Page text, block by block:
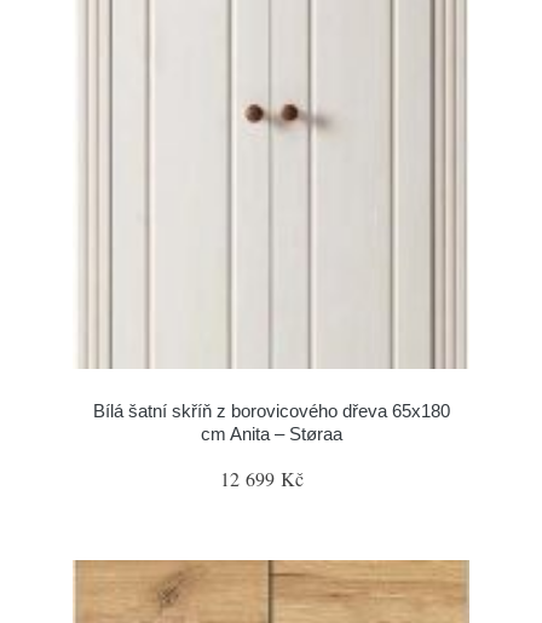
Bílá šatní skříň z borovicového dřeva 65x180
cm Anita – Støraa
12 699 Kč